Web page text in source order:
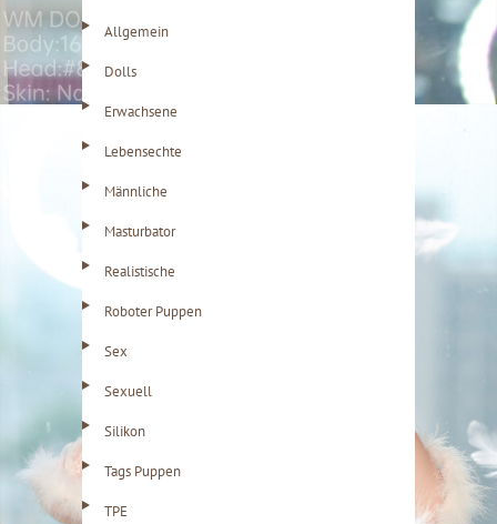
Allgemein
Dolls
Erwachsene
Lebensechte
Männliche
Masturbator
Realistische
Roboter Puppen
Sex
Sexuell
Silikon
Tags Puppen
TPE